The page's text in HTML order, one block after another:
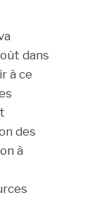
dans
à ce
des
à